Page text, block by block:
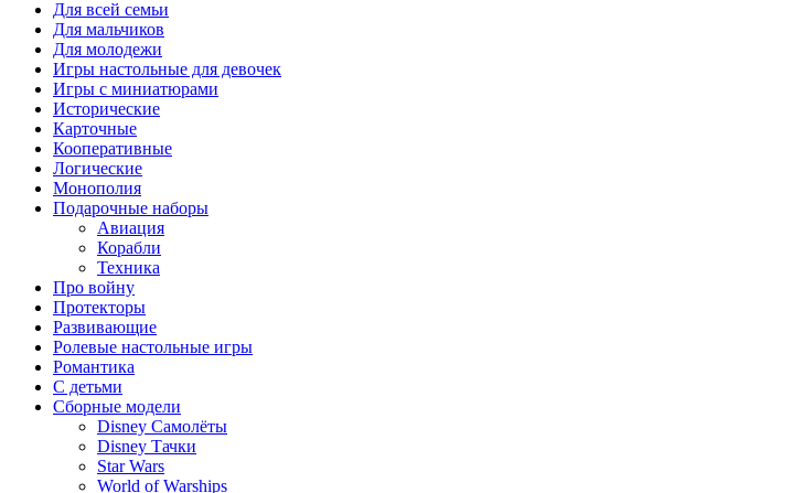
Для всей семьи
Для мальчиков
Для молодежи
Игры настольные для девочек
Игры с миниатюрами
Исторические
Карточные
Кооперативные
Логические
Монополия
Подарочные наборы
Авиация
Корабли
Техника
Про войну
Протекторы
Развивающие
Ролевые настольные игры
Романтика
С детьми
Сборные модели
Disney Самолёты
Disney Тачки
Star Wars
World of Warships